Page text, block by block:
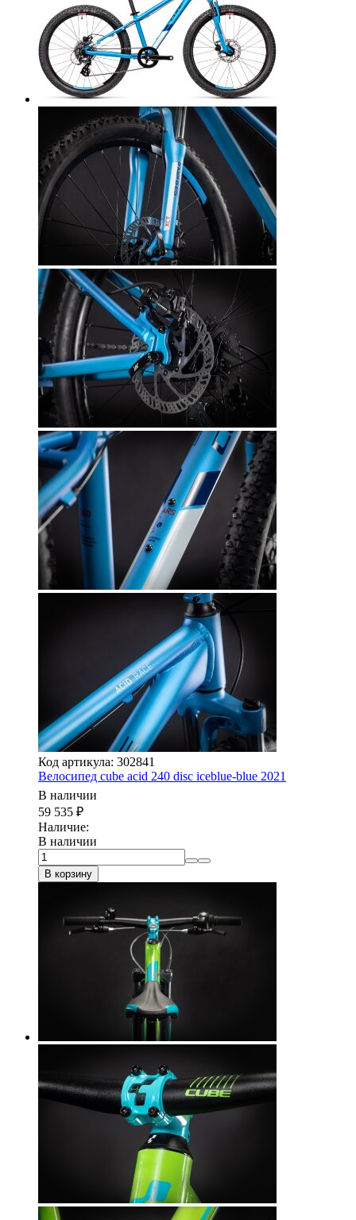
Код артикула: 302841
Велосипед cube acid 240 disc iceblue-blue 2021
В наличии
59 535 ₽
Наличие:
В наличии
В корзину